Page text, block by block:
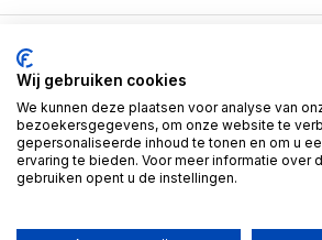
Informatie
Contact
© 2026 BD Store - Theme By
Wij gebruiken cookies
We kunnen deze plaatsen voor analyse van
bezoekersgegevens, om onze website te
gepersonaliseerde inhoud te tonen en om u
ervaring te bieden. Voor meer informatie over
gebruiken opent u de instellingen.